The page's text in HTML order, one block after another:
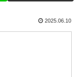
2025.06.10